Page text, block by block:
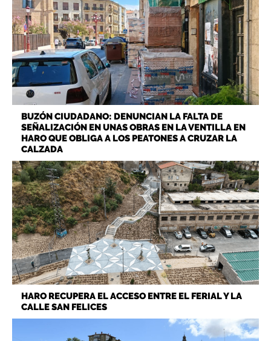
BUZÓN CIUDADANO: DENUNCIAN LA FALTA DE
SEÑALIZACIÓN EN UNAS OBRAS EN LA VENTILLA EN
HARO QUE OBLIGA A LOS PEATONES A CRUZAR LA
CALZADA
HARO RECUPERA EL ACCESO ENTRE EL FERIAL Y LA
CALLE SAN FELICES